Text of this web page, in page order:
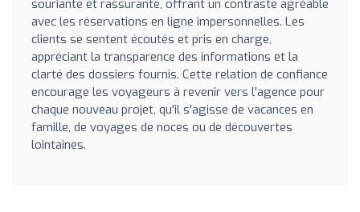
souriante et rassurante, offrant un contraste agréable
avec les réservations en ligne impersonnelles. Les
clients se sentent écoutés et pris en charge,
appréciant la transparence des informations et la
clarté des dossiers fournis. Cette relation de confiance
encourage les voyageurs à revenir vers l'agence pour
chaque nouveau projet, qu'il s'agisse de vacances en
famille, de voyages de noces ou de découvertes
lointaines.